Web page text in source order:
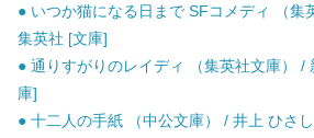
● いつか猫になる日まで SFコメディ （集
集英社 [文庫]
● 通りすがりのレイディ （集英社文庫） /
庫]
● 十二人の手紙 （中公文庫） / 井上 ひさ